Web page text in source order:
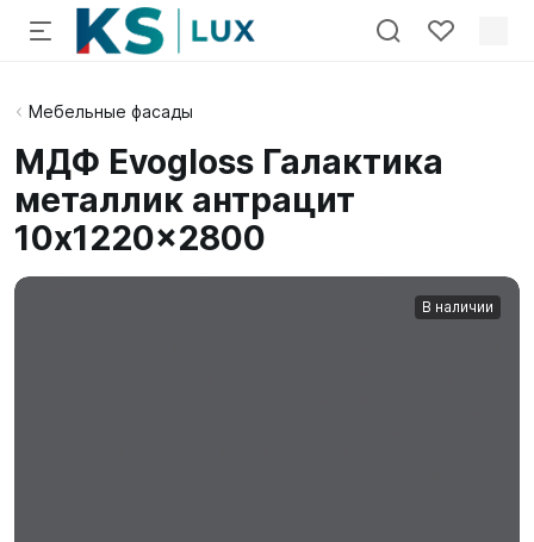
Мебельные фасады
МДФ Evogloss Галактика
металлик антрацит
10x1220x2800
В наличии